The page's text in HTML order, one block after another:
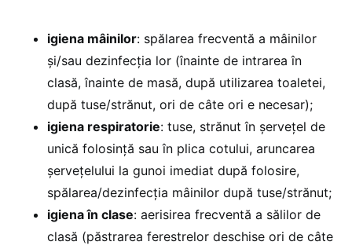
igiena mâinilor: spălarea frecventă a mâinilor
și/sau dezinfecția lor (înainte de intrarea în
clasă, înainte de masă, după utilizarea toaletei,
după tuse/strănut, ori de câte ori e necesar);
igiena respiratorie: tuse, strănut în șervețel de
unică folosință sau în plica cotului, aruncarea
şerveţelului la gunoi imediat după folosire,
spălarea/dezinfecția mâinilor după tuse/strănut;
igiena în clase: aerisirea frecventă a sălilor de
clasă (păstrarea ferestrelor deschise ori de câte